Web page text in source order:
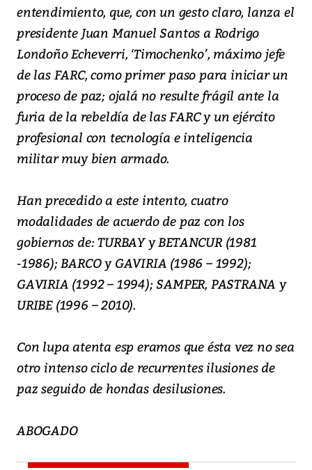
entendimiento, que, con un gesto claro, lanza el
presidente Juan Manuel Santos a Rodrigo
Londoño Echeverri, ‘Timochenko’, máximo jefe
de las FARC, como primer paso para iniciar un
proceso de paz; ojalá no resulte frágil ante la
furia de la rebeldía de las FARC y un ejército
profesional con tecnología e inteligencia
militar muy bien armado.
Han precedido a este intento, cuatro
modalidades de acuerdo de paz con los
gobiernos de: TURBAY y BETANCUR (1981
-1986); BARCO y GAVIRIA (1986 – 1992);
GAVIRIA (1992 – 1994); SAMPER, PASTRANA y
URIBE (1996 – 2010).
Con lupa atenta esp eramos que ésta vez no sea
otro intenso ciclo de recurrentes ilusiones de
paz seguido de hondas desilusiones.
ABOGADO